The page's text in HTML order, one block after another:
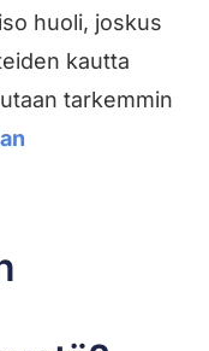
huoli, joskus
kautta
tarkemmin